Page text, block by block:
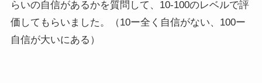
らいの自信があるかを質問して、10-100のレベルで評
価してもらいました。（10ー全く自信がない、100ー
自信が大いにある）